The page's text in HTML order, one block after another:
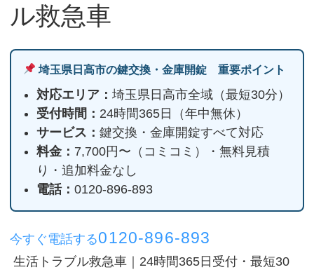
ル救急車
埼玉県日高市の鍵交換・金庫開錠 重要ポイント
対応エリア：埼玉県日高市全域（最短30分）
受付時間： 24時間365日（年中無休）
サービス：鍵交換・金庫開錠すべて対応
料金： 7,700円〜（コミコミ）・無料見積
り・追加料金なし
電話：0120-896-893
今すぐ電話する0120-896-893
生活トラブル救急車｜24時間365日受付・最短30